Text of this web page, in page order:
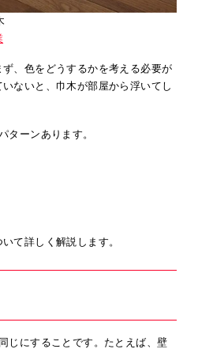
、色をどうするかを考える必要が
ないと、巾木が部屋から浮いてし
ターンあります。
て詳しく解説します。
じにすることです。たとえば、壁